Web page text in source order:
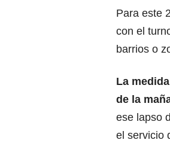
Para este
con el
barrios o
La
de la
ese lapso
el servicio